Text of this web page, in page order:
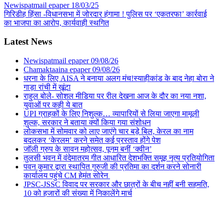
Newispatmail epaper 18/03/25
गिरिडीह हिंसा -विधानसभा में जोरदार हंगामा ! पुलिस पर ‘एकतरफा’ कार्रवाई
का भाजपा का आरोप, कार्यवाही स्थगित
Latest News
Newispatmail epaper 09/08/26
Chamaktaaina epaper 09/08/26
धरना के लिए AISA ने बनाया अलग मंच!स्याहीकांड के बाद नेहा बोरा ने
गाड़ा रांची में खूंटा
राहुल बोले- सोशल मीडिया पर रील देखना आज के दौर का नया नशा,
युवाओं पर कही ये बात
UPI ग्राहकों के लिए निशुल्क… व्यापारियों से लिया जाएगा मामूली
शुल्क, सरकार ने बताया क्यों किया गया संशोधन
लोकसभा में सोमवार को लाए जाएंगे चार बड़े बिल, केरल का नाम
बदलकर ‘केरलम’ करने समेत कई प्रस्ताव होंगे पेश
जॉली ग्रुप के सावन महोत्सव, पूनम बनीं ‘क्वीन’
तुलसी भवन में वंदेमातरम गीत आधारित देशभक्ति समूह नृत्य प्रतियोगिता
पवन कुमार द्वारा स्थापित गुरुजी की प्रतिमा का दर्शन करने सोनारी
कार्यालय पहुंचे CM हेमंत सोरेन
JPSC-JSSC विवाद पर सरकार और छात्रों के बीच नहीं बनी सहमति,
10 को हजारों की संख्या में निकालेंगे मार्च